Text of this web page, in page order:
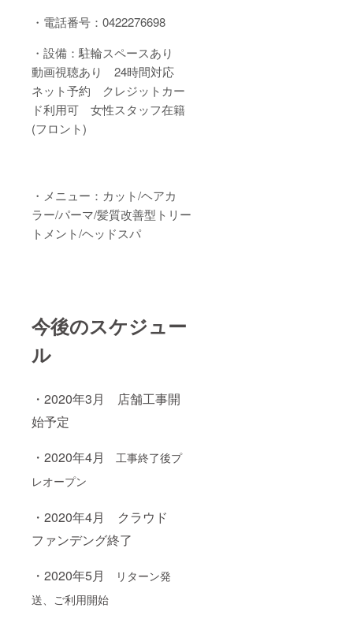
・電話番号：0422276698
・設備：駐輪スペースあり
動画視聴あり 24時間対応
ネット予約 クレジットカー
ド利用可 女性スタッフ在籍
(フロント)
・メニュー：カット/ヘアカ
ラー/パーマ/髪質改善型トリー
トメント/ヘッドスパ
今後のスケジュー
ル
・2020年3月 店舗工事開
始予定
・2020年4月
工事終了後プ
レオープン
・2020年4月 クラウド
ファンデング終了
・2020年5月
リターン発
送、ご利用開始